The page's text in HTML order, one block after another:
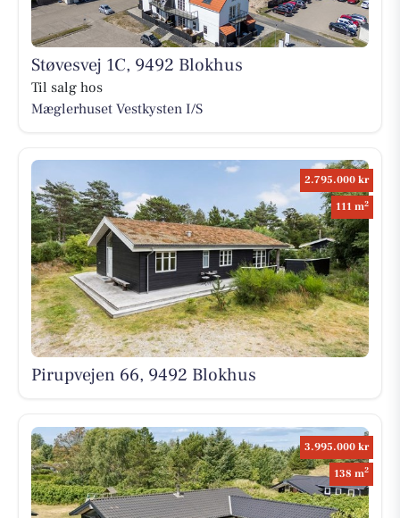
Støvesvej 1C, 9492 Blokhus
Til salg hos
Mæglerhuset Vestkysten I/S
2.795.000 kr
111 m2
Pirupvejen 66, 9492 Blokhus
3.995.000 kr
138 m2